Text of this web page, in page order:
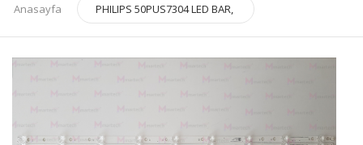
Anasayfa PHILIPS 50PUS7304 LED BAR,